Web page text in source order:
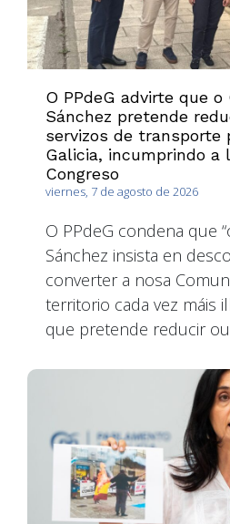
O PPdeG advirte que o
Sánchez pretende
servizos de transporte
Galicia, incumprindo a
Congreso
viernes, 7 de agosto de 2026
O PPdeG condena que
Sánchez insista en
converter a nosa
territorio cada vez máis
que pretende reducir ou